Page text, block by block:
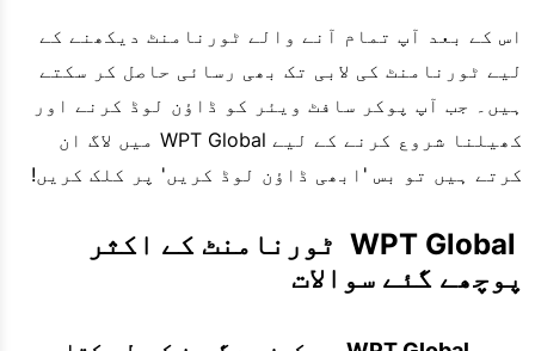
اس کے بعد آپ تمام آنے والے ٹورنامنٹ دیکھنے کے
لیے ٹورنامنٹ کی لابی تک بھی رسائی حاصل کر سکتے
ہیں۔ جب آپ پوکر سافٹ ویئر کو ڈاؤن لوڈ کرنے اور
کھیلنا شروع کرنے کے لیے WPT Global میں لاگ ان
کرتے ہیں تو بس 'ابھی ڈاؤن لوڈ کریں' پر کلک کریں!
پوچھے گئے سوالات